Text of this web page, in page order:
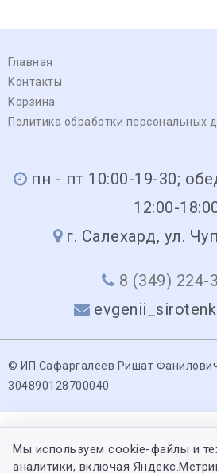
Главная
Контакты
Корзина
Политика обработки персональных
пн - пт 10:00-19-30;
12:00-
г. Салехард, ул.
8 (349) 224-
© ИП Сафаргалеев Ришат
304890128700040
Мы используем cookie-файлы и
аналитики, включая